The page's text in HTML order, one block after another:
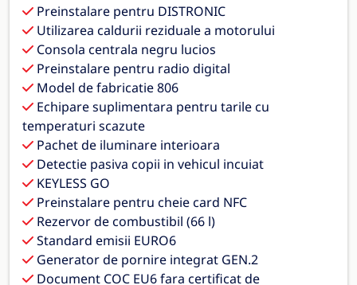
Preinstalare pentru DISTRONIC
Utilizarea caldurii reziduale a motorului
Consola centrala negru lucios
Preinstalare pentru radio digital
Model de fabricatie 806
Echipare suplimentara pentru tarile cu
temperaturi scazute
Pachet de iluminare interioara
Detectie pasiva copii in vehicul incuiat
KEYLESS GO
Preinstalare pentru cheie card NFC
Rezervor de combustibil (66 l)
Standard emisii EURO6
Generator de pornire integrat GEN.2
Document COC EU6 fara certificat de